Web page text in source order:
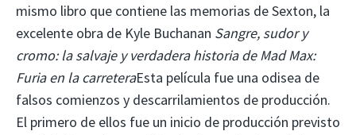
mismo libro que contiene las memorias de Sexton, la
excelente obra de Kyle Buchanan Sangre, sudor y
cromo: la salvaje y verdadera historia de Mad Max:
Furia en la carreteraEsta película fue una odisea de
falsos comienzos y descarrilamientos de producción.
El primero de ellos fue un inicio de producción previsto